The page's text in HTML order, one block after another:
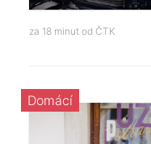
za 18 minut od ČTK
Domácí